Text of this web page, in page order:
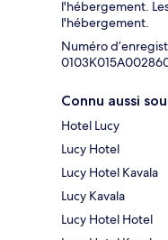
l'hébergement.
l'hébergement.
Numéro
Connu aussi
Hotel Lucy
Lucy Hotel
Lucy Hotel Kavala
Lucy Kavala
Lucy Hotel Hotel